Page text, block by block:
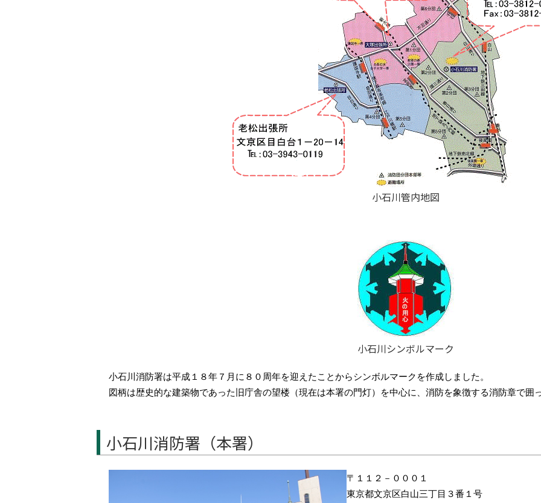
小石川管内地図
小石川シンボルマーク
小石川消防署は平成１８年７月に８０周年を迎えたことからシンボルマークを作成しました。
図柄は歴史的な建築物であった旧庁舎の望楼（現在は本署の門灯）を中心に、消防を象徴する消防章で囲
小石川消防署（本署）
〒１１２－０００１
東京都文京区白山三丁目３番１号